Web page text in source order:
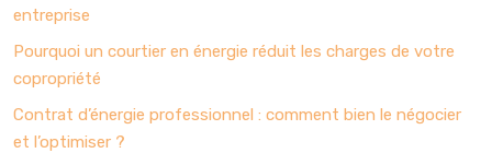
entreprise
Pourquoi un courtier en énergie réduit les charges de votre
copropriété
Contrat d’énergie professionnel : comment bien le négocier
et l’optimiser ?